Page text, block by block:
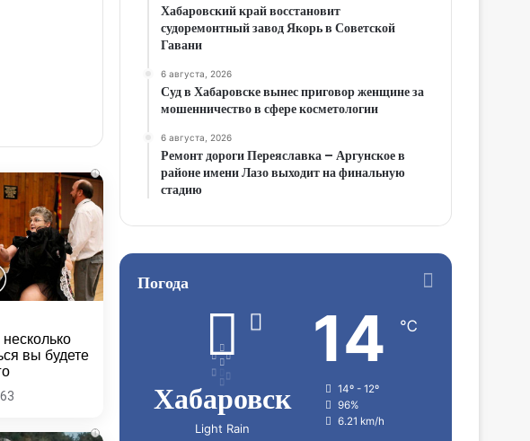
i
вы будете
63
i
Хабаровский край восстановит
судоремонтный завод Якорь в Советской
Гавани
6 августа, 2026
Суд в Хабаровске вынес приговор женщине за
мошенничество в сфере косметологии
6 августа, 2026
Ремонт дороги Переяславка – Аргунское в
районе имени Лазо выходит на финальную
стадию
Погода
Хабаровск
Light Rain
14 ℃
14º - 12º
96%
6.21 km/h